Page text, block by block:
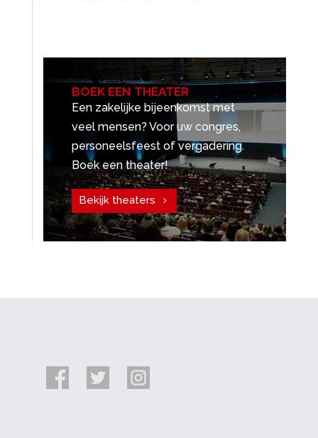
BOEK EEN THEATER
Een zakelijke bijeenkomst met
veel mensen? Voor uw congres,
personeelsfeest of vergadering.
Boek een theater!
Bekijk theaters